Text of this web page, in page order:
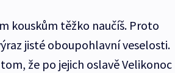
kouskům těžko naučíš. Proto
jisté oboupohlavní veselosti.
že po jejich oslavě Velikonoc